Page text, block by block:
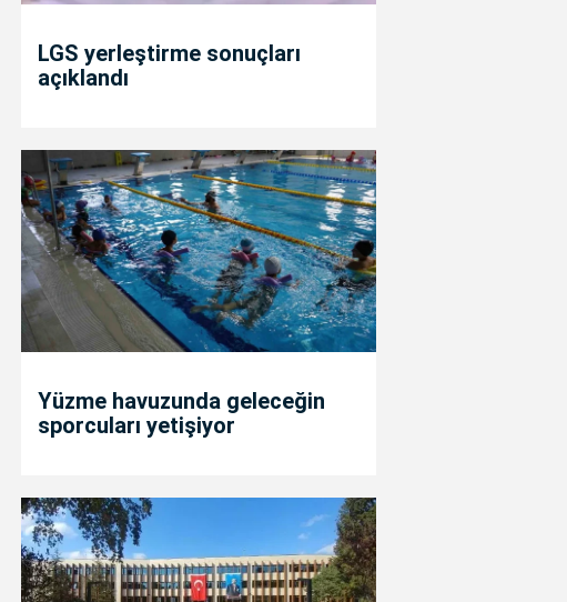
LGS yerleştirme sonuçları
açıklandı
Yüzme havuzunda geleceğin
sporcuları yetişiyor